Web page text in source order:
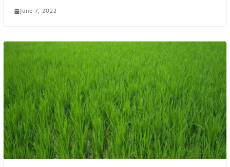
June 7, 2022